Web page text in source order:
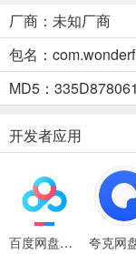
1、火山岛：熔岩秘境
猩红的熔岩翻涌奔腾
区域，观察岩壁上的
与王子重逢的关键线
冒险吧。
2、花园：繁花盛开，
五彩斑斓的鲜花竞
蝶在花丛中翩翩起舞
刻时光。
厂商：未知厂商
包名：
MD5：
开发者应用
百度网盘绿色免安装Pc电脑版